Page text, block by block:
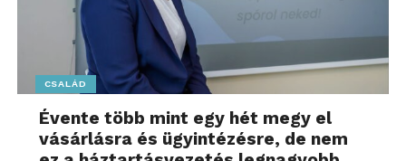
100 új hallgatóval.
Mindezt a magas
minőségi kritériumok
folyamatos fenntartása
mellett”
CSALÁD
Évente több mint egy hét megy el
vásárlásra és ügyintézésre, de nem